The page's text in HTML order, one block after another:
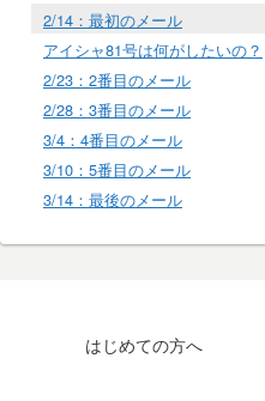
2/14：最初のメール
アイシャ81号は何がしたいの？
2/23：2番目のメール
2/28：3番目のメール
3/4：4番目のメール
3/10：5番目のメール
3/14：最後のメール
はじめての方へ